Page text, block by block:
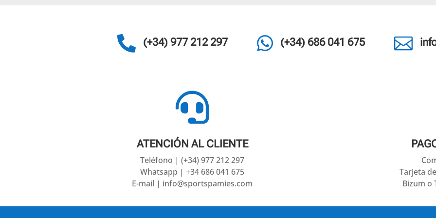
 (+34) 977 212 297  (+34) 686 041 675 

ATENCIÓN AL CLIENTE
Teléfono | (+34) 977 212 297
Whatsapp | +34 686 041 675
E-mail | info@sportspamies.com
Tarjeta
Bizum o